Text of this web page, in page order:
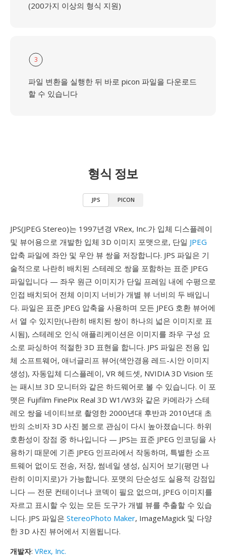
(200가지 이상의 형식 지원)
3
파일 변환을 실행한 뒤 바로 picon 파일을 다운로드
할 수 있습니다
형식 정보
JPS PICON
JPS(JPEG Stereo)는 1997년경 VRex, Inc.가 입체 디스플레이
및 뷰어용으로 개발한 입체 3D 이미지 포맷으로, 단일 JPEG
압축 파일에 좌안 및 우안 뷰 쌍을 저장합니다. JPS 파일은 기
술적으로 나란히 배치된 스테레오 쌍을 포함하는 표준 JPEG
파일입니다 — 좌우 원근 이미지가 단일 프레임 내에 수평으로
인접 배치되어 전체 이미지 너비가 개별 뷰 너비의 두 배입니
다. 파일은 표준 JPEG 압축을 사용하며 모든 JPEG 호환 뷰어에
서 열 수 있지만(나란히 배치된 쌍이 하나의 넓은 이미지로 표
시됨), 스테레오 인식 애플리케이션은 이미지를 좌우 구성 요
소로 파싱하여 적절한 3D 표현을 합니다. JPS 파일은 전용 입
체 소프트웨어, 애너글리프 뷰어(색안경용 레드-시안 이미지
생성), 자동입체 디스플레이, VR 헤드셋, NVIDIA 3D Vision 또
는 패시브 3D 모니터와 같은 하드웨어로 볼 수 있습니다. 이 포
맷은 Fujifilm FinePix Real 3D W1/W3와 같은 카메라가 스테
레오 쌍을 네이티브로 촬영한 2000년대 후반과 2010년대 초
반의 소비자 3D 사진 붐으로 관심이 다시 높아졌습니다. 하위
호환성이 장점 중 하나입니다 — JPS는 표준 JPEG 인코딩을 사
용하기 때문에 기존 JPEG 인프라에서 작동하며, 특별한 소프
트웨어 없이도 전송, 저장, 썸네일 생성, 심지어 보기(평면 나
란히 이미지로)가 가능합니다. 포맷의 단순성도 실용적 강점입
니다 — 전문 컨테이너나 코덱이 필요 없으며, JPEG 이미지를
자르고 표시할 수 있는 모든 도구가 개별 뷰를 추출할 수 있습
니다. JPS 파일은 StereoPhoto Maker, ImageMagick 및 다양
한 3D 사진 뷰어에서 지원됩니다.
개발자: VRex, Inc.